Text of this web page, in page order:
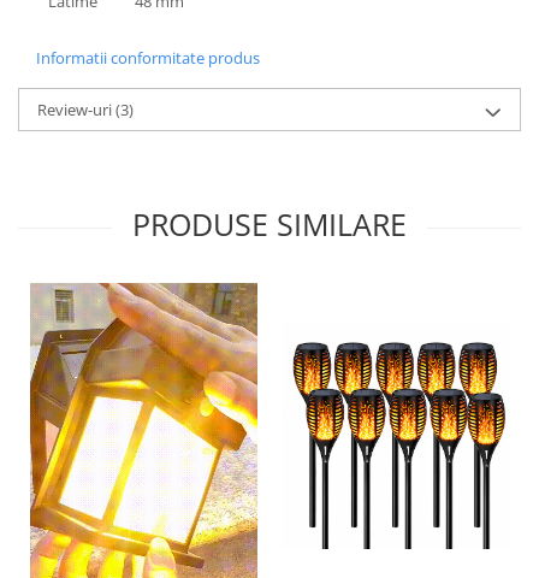
Informatii conformitate produs
Review-uri(3)
PRODUSE SIMILARE